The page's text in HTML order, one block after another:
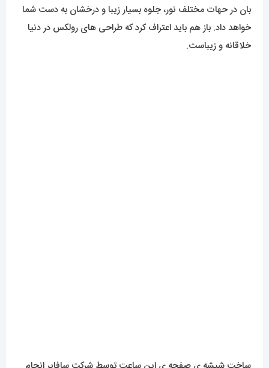
بان در حهات مختلف نور، جلوه بسیار زیبا و درخشان به دست شما
خواهد داد. باز هم باید اعتراف کرد که طراحی های رولکس در دنیا
خلاقانه و زیباست.
(وقتی روی دست نیست نیاز به کوک کردن دارد در غیر اینصورت